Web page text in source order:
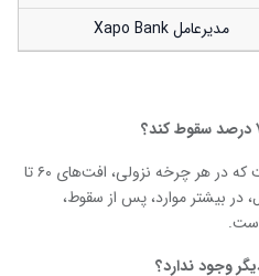
مدیرعامل Xapo Bank
بله، تاریخ بیت‌ کوین نشان داده است که در هر چرخه‌ نزولی، افت‌های ۶۰ تا
در بیشتر موارد، پس از سقوط،
وجود ندارد؟